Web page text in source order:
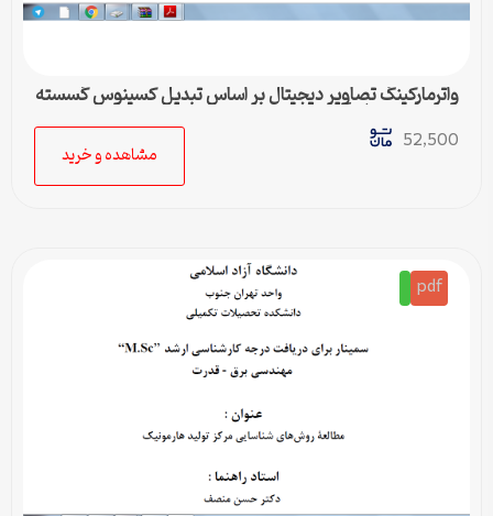
واترماركينگ تصاوير ديجيتال بر اساس تبديل كسينوس گسسته
و تبديل موجك گسسته
52,500
مشاهده و خرید
pdf